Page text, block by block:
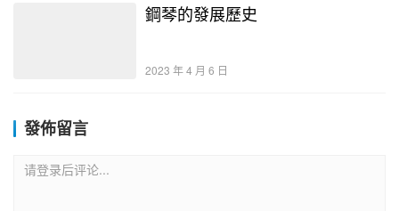
鋼琴的發展歷史
2023 年 4 月 6 日
發佈留言
请登录后评论...